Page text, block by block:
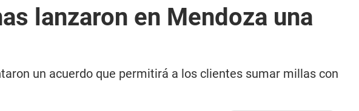
lanzaron en Mendoza una
un acuerdo que permitirá a los clientes sumar millas con